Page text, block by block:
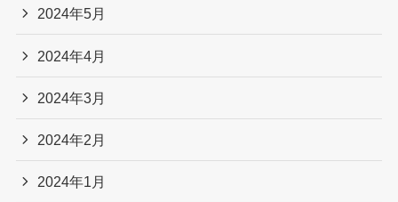
2024年5月
2024年4月
2024年3月
2024年2月
2024年1月